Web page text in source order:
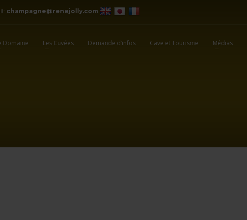
champagne@renejolly.com
Domaine Les Cuvées Demande d’infos Cave et Tourisme Médias